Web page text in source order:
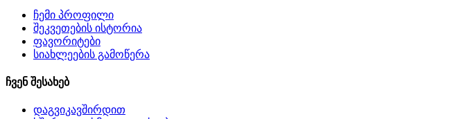
ჩემი პროფილი
შეკვეთების ისტორია
ფავორიტები
სიახლეების გამოწერა
ჩვენ შესახებ
დაგვიკავშირდით